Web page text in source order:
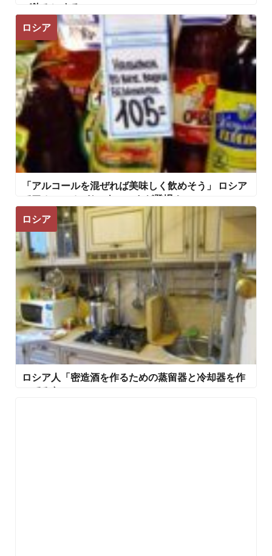
パ飲みにする
ロシア
「アルコールを混ぜれば美味しく飲めそう」 ロシア
でアルコール0％のウォッカが登場！
ロシア
ロシア人「密造酒を作るための蒸留器と冷却器を作
ってみた。」